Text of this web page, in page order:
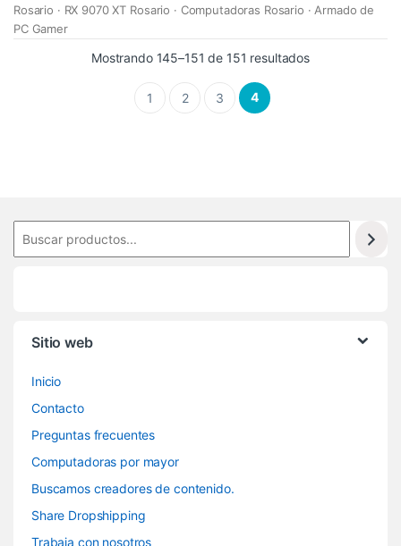
Rosario · RX 9070 XT Rosario · Computadoras Rosario · Armado de
PC Gamer
Mostrando 145–151 de 151 resultados
1 2 3 4
Sitio web
Inicio
Contacto
Preguntas frecuentes
Computadoras por mayor
Buscamos creadores de contenido.
Share Dropshipping
Trabaja con nosotros